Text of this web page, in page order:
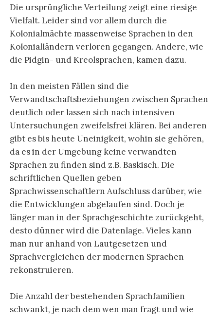
Die ursprüngliche Verteilung zeigt eine riesige
Vielfalt. Leider sind vor allem durch die
Kolonialmächte massenweise Sprachen in den
Kolonialländern verloren gegangen. Andere, wie
die Pidgin- und Kreolsprachen, kamen dazu.
In den meisten Fällen sind die
Verwandtschaftsbeziehungen zwischen Sprachen
deutlich oder lassen sich nach intensiven
Untersuchungen zweifelsfrei klären. Bei anderen
gibt es bis heute Uneinigkeit, wohin sie gehören,
da es in der Umgebung keine verwandten
Sprachen zu finden sind z.B. Baskisch. Die
schriftlichen Quellen geben
Sprachwissenschaftlern Aufschluss darüber, wie
die Entwicklungen abgelaufen sind. Doch je
länger man in der Sprachgeschichte zurückgeht,
desto dünner wird die Datenlage. Vieles kann
man nur anhand von Lautgesetzen und
Sprachvergleichen der modernen Sprachen
rekonstruieren.
Die Anzahl der bestehenden Sprachfamilien
schwankt, je nach dem wen man fragt und wie